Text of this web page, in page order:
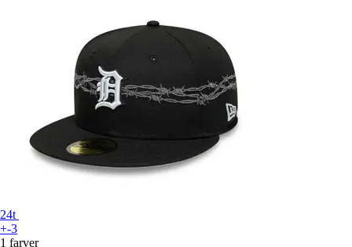
24t
+-3
1 farver